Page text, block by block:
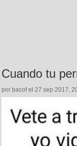
Cuando tu
por bacof el 27 sep 2017,